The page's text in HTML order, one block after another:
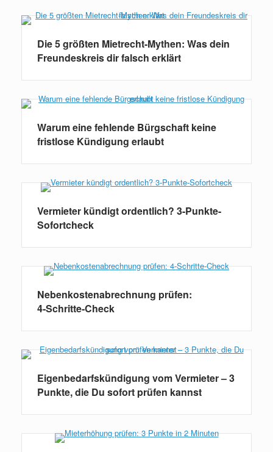
Die 5 größten Mietrecht-Mythen: Was dein
Freundeskreis dir falsch erklärt
Warum eine fehlende Bürgschaft keine
fristlose Kündigung erlaubt
Vermieter kündigt ordentlich? 3-Punkte-
Sofortcheck
Nebenkostenabrechnung prüfen:
4‑Schritte‑Check
Eigenbedarfskündigung vom Vermieter – 3
Punkte, die Du sofort prüfen kannst